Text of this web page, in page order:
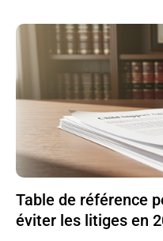
Table de référence
éviter les litiges en